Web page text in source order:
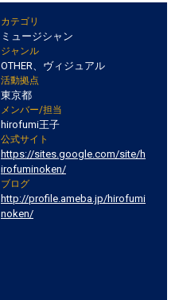
カテゴリ
ミュージシャン
ジャンル
OTHER、ヴィジュアル
活動拠点
東京都
メンバー/担当
hirofumi王子
公式サイト
https://sites.google.com/site/h
irofuminoken/
ブログ
http://profile.ameba.jp/hirofumi
noken/